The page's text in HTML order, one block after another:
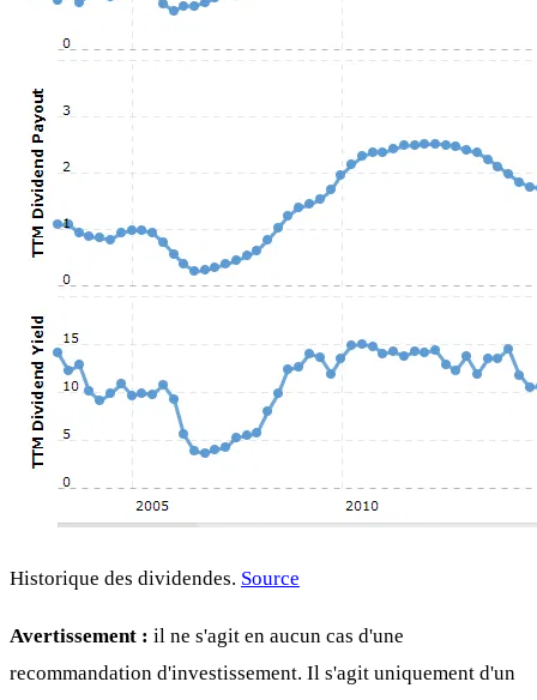
Historique des dividendes. Source
Avertissement : il ne s'agit en aucun cas d'une
recommandation d'investissement. Il s'agit uniquement d'un